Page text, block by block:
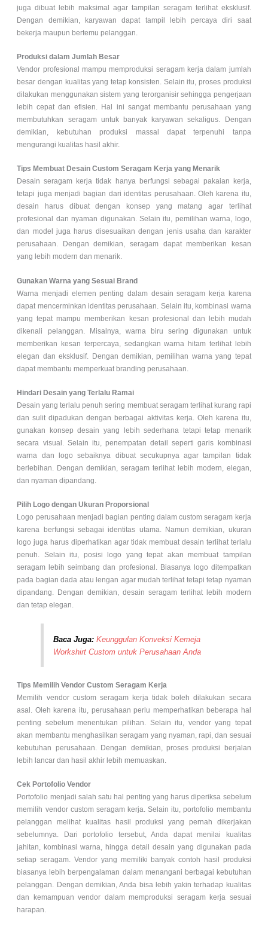
juga dibuat lebih maksimal agar tampilan seragam terlihat eksklusif.
Dengan demikian, karyawan dapat tampil lebih percaya diri saat
bekerja maupun bertemu pelanggan.
Produksi dalam Jumlah Besar
Vendor profesional mampu memproduksi seragam kerja dalam jumlah
besar dengan kualitas yang tetap konsisten. Selain itu, proses produksi
dilakukan menggunakan sistem yang terorganisir sehingga pengerjaan
lebih cepat dan efisien. Hal ini sangat membantu perusahaan yang
membutuhkan seragam untuk banyak karyawan sekaligus. Dengan
demikian, kebutuhan produksi massal dapat terpenuhi tanpa
mengurangi kualitas hasil akhir.
Tips Membuat Desain Custom Seragam Kerja yang Menarik
Desain seragam kerja tidak hanya berfungsi sebagai pakaian kerja,
tetapi juga menjadi bagian dari identitas perusahaan. Oleh karena itu,
desain harus dibuat dengan konsep yang matang agar terlihat
profesional dan nyaman digunakan. Selain itu, pemilihan warna, logo,
dan model juga harus disesuaikan dengan jenis usaha dan karakter
perusahaan. Dengan demikian, seragam dapat memberikan kesan
yang lebih modern dan menarik.
Gunakan Warna yang Sesuai Brand
Warna menjadi elemen penting dalam desain seragam kerja karena
dapat mencerminkan identitas perusahaan. Selain itu, kombinasi warna
yang tepat mampu memberikan kesan profesional dan lebih mudah
dikenali pelanggan. Misalnya, warna biru sering digunakan untuk
memberikan kesan terpercaya, sedangkan warna hitam terlihat lebih
elegan dan eksklusif. Dengan demikian, pemilihan warna yang tepat
dapat membantu memperkuat branding perusahaan.
Hindari Desain yang Terlalu Ramai
Desain yang terlalu penuh sering membuat seragam terlihat kurang rapi
dan sulit dipadukan dengan berbagai aktivitas kerja. Oleh karena itu,
gunakan konsep desain yang lebih sederhana tetapi tetap menarik
secara visual. Selain itu, penempatan detail seperti garis kombinasi
warna dan logo sebaiknya dibuat secukupnya agar tampilan tidak
berlebihan. Dengan demikian, seragam terlihat lebih modern, elegan,
dan nyaman dipandang.
Pilih Logo dengan Ukuran Proporsional
Logo perusahaan menjadi bagian penting dalam custom seragam kerja
karena berfungsi sebagai identitas utama. Namun demikian, ukuran
logo juga harus diperhatikan agar tidak membuat desain terlihat terlalu
penuh. Selain itu, posisi logo yang tepat akan membuat tampilan
seragam lebih seimbang dan profesional. Biasanya logo ditempatkan
pada bagian dada atau lengan agar mudah terlihat tetapi tetap nyaman
dipandang. Dengan demikian, desain seragam terlihat lebih modern
dan tetap elegan.
Baca Juga: Keunggulan Konveksi Kemeja
Workshirt Custom untuk Perusahaan Anda
Tips Memilih Vendor Custom Seragam Kerja
Memilih vendor custom seragam kerja tidak boleh dilakukan secara
asal. Oleh karena itu, perusahaan perlu memperhatikan beberapa hal
penting sebelum menentukan pilihan. Selain itu, vendor yang tepat
akan membantu menghasilkan seragam yang nyaman, rapi, dan sesuai
kebutuhan perusahaan. Dengan demikian, proses produksi berjalan
lebih lancar dan hasil akhir lebih memuaskan.
Cek Portofolio Vendor
Portofolio menjadi salah satu hal penting yang harus diperiksa sebelum
memilih vendor custom seragam kerja. Selain itu, portofolio membantu
pelanggan melihat kualitas hasil produksi yang pernah dikerjakan
sebelumnya. Dari portofolio tersebut, Anda dapat menilai kualitas
jahitan, kombinasi warna, hingga detail desain yang digunakan pada
setiap seragam. Vendor yang memiliki banyak contoh hasil produksi
biasanya lebih berpengalaman dalam menangani berbagai kebutuhan
pelanggan. Dengan demikian, Anda bisa lebih yakin terhadap kualitas
dan kemampuan vendor dalam memproduksi seragam kerja sesuai
harapan.